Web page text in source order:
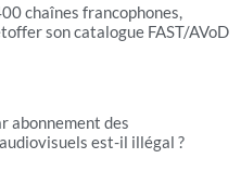
chaînes francophones,
son catalogue FAST/AVoD
abonnement des
est-il illégal ?